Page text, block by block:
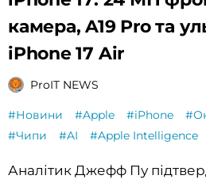
камера, A19 Pro та
iPhone 17 Air
ProIT NEWS
#Новини #Apple #iPhone
#Чипи
#AI #Apple Intelligence
Аналітик Джефф Пу